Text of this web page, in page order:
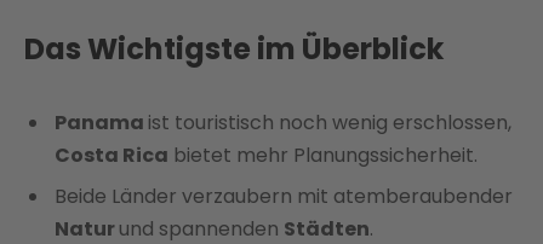
Das Wichtigste im Überblick
Panama ist touristisch noch wenig erschlossen,
Costa Rica bietet mehr Planungssicherheit.
Beide Länder verzaubern mit atemberaubender
Naturund spannenden Städten.